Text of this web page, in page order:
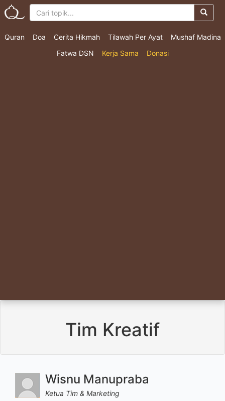
Quran Doa Cerita Hikmah Tilawah Per Ayat
Mushaf Madina
Fatwa DSN
Kerja Sama Donasi
Tim Kreatif
Wisnu Manupraba
Ketua Tim & Marketing